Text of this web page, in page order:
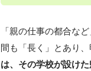
「親の仕事の都合な
間も「長く」とあり
は、その学校が設け